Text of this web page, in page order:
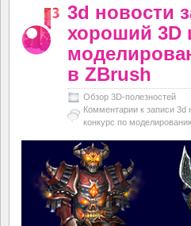
3d новости
хороший 3D
в ZBrush
Обзор 3D-полезностей
Комментарии к записи 3d
конкурс по